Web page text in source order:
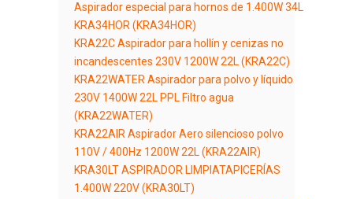
Aspirador especial para hornos de 1.400W 34L
KRA34HOR (KRA34HOR)
KRA22C Aspirador para hollín y cenizas no
incandescentes 230V 1200W 22L (KRA22C)
KRA22WATER Aspirador para polvo y líquido
230V 1400W 22L PPL Filtro agua
(KRA22WATER)
KRA22AIR Aspirador Aero silencioso polvo
110V / 400Hz 1200W 22L (KRA22AIR)
KRA30LT ASPIRADOR LIMPIATAPICERÍAS
1.400W 220V (KRA30LT)